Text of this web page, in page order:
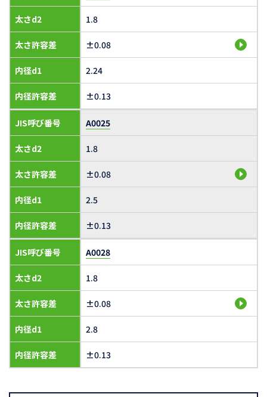
太さd2
太さ許容差
内径d1
内径許容差
1.8
±0.08
2.24
±0.13
JIS呼び番号
太さd2
太さ許容差
内径d1
内径許容差
A0025
1.8
±0.08
2.5
±0.13
JIS呼び番号
太さd2
太さ許容差
内径d1
内径許容差
A0028
1.8
±0.08
2.8
±0.13